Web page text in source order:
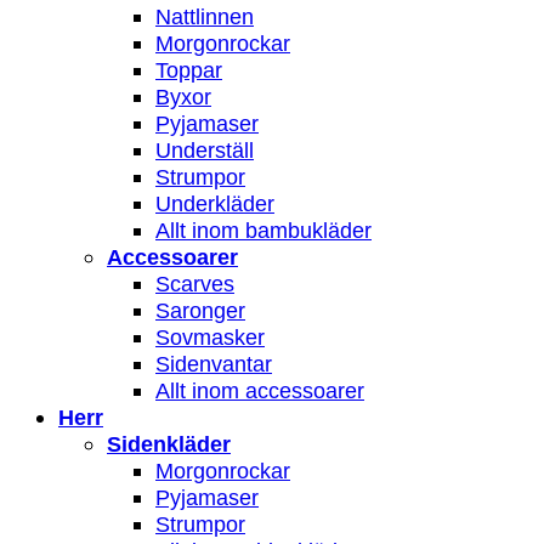
Nattlinnen
Morgonrockar
Toppar
Byxor
Pyjamaser
Underställ
Strumpor
Underkläder
Allt inom bambukläder
Accessoarer
Scarves
Saronger
Sovmasker
Sidenvantar
Allt inom accessoarer
Herr
Sidenkläder
Morgonrockar
Pyjamaser
Strumpor